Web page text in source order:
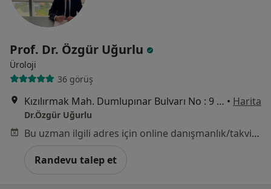
Prof. Dr. Özgür Uğurlu
Üroloji
36 görüş
Kızılırmak Mah. Dumlupınar Bulvarı No : 9 YDA Center 3 Kapısı Kat:7 No: 256, Ankara • Harita
Dr.Özgür Uğurlu
Bu uzman ilgili adres için online danışmanlık/takvim sunmuyor.
Randevu talep et